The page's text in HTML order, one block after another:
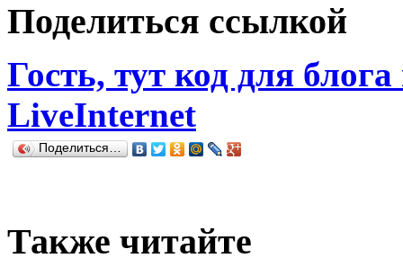
Поделиться ссылкой
Гость, тут код для
LiveInternet
Поделиться…
Также читайте